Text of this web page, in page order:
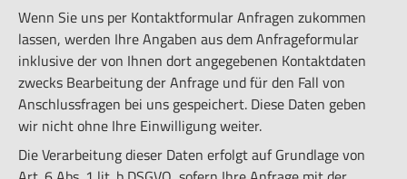
Wenn Sie uns per Kontaktformular Anfragen zukommen
lassen, werden Ihre Angaben aus dem Anfrageformular
inklusive der von Ihnen dort angegebenen Kontaktdaten
zwecks Bearbeitung der Anfrage und für den Fall von
Anschlussfragen bei uns gespeichert. Diese Daten geben
wir nicht ohne Ihre Einwilligung weiter.
Die Verarbeitung dieser Daten erfolgt auf Grundlage von